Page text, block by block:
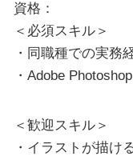
資格：
＜必須スキル＞
・同職種での実務
・Adobe
＜歓迎スキル＞
・イラストが描け